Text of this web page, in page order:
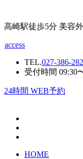
高崎駅徒歩5分 美容
access
TEL.027-386-
受付時間 09:30
24時間 WEB予約
HOME